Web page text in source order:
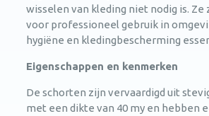
wisselen van kleding niet nodig is. Ze
voor professioneel gebruik in
hygiëne en kledingbescherming
Eigenschappen en kenmerken
De schorten zijn vervaardigd uit
met een dikte van 40 my en hebben